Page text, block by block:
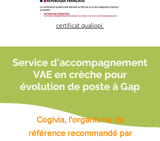
certificat qualiopi
Service d'accompagnement
VAE en crèche pour
évolution de poste à Gap
Cogivia, l'organisme de
référence recommandé par